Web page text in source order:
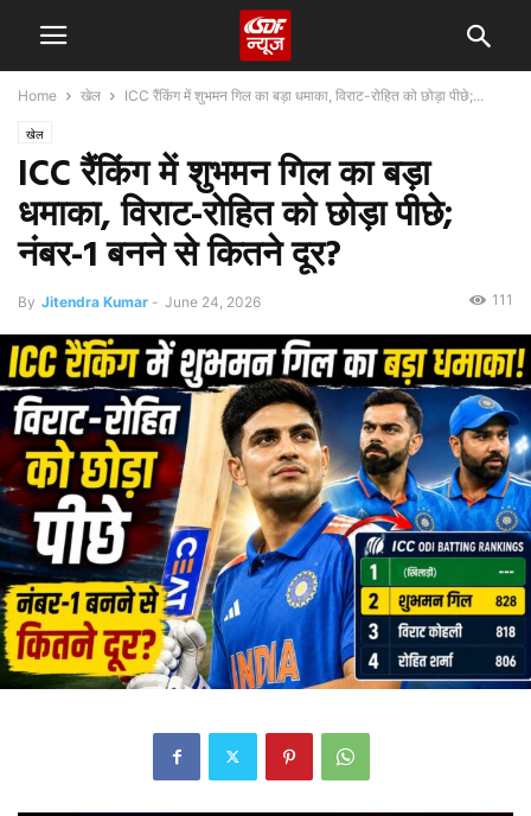
Home खेल ICC रैंकिंग में शुभमन गिल का बड़ा धमाका, विराट-रोहित को छोड़ा पीछे;...
खेल
ICC रैंकिंग में शुभमन गिल का बड़ा
धमाका, विराट-रोहित को छोड़ा पीछे;
नंबर-1 बनने से कितने दूर?
By Jitendra Kumar - June 24, 2026 111